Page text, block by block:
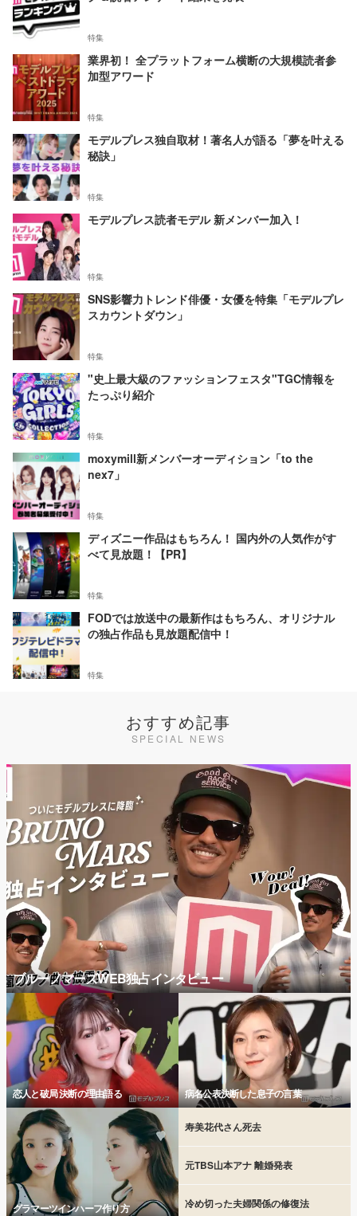
特集
業界初！ 全プラットフォーム横断の大規模読者参
加型アワード
特集
モデルプレス独自取材！著名人が語る「夢を叶える
秘訣」
特集
モデルプレス読者モデル 新メンバー加入！
特集
SNS影響力トレンド俳優・女優を特集「モデルプレ
スカウントダウン」
特集
"史上最大級のファッションフェスタ"TGC情報を
たっぷり紹介
特集
moxymill新メンバーオーディション「to the
nex7」
特集
ディズニー作品はもちろん！ 国内外の人気作がす
べて見放題！【PR】
特集
FODでは放送中の最新作はもちろん、オリジナル
の独占作品も見放題配信中！
特集
おすすめ記事
SPECIAL NEWS
ブルーノマーズWEB独占インタビュー
恋人と破局 決断の理由語る 病名公表決断した息子の言葉
グラマーツインハーフ作り方
寿美花代さん死去
元TBS山本アナ 離婚発表
冷め切った夫婦関係の修復法